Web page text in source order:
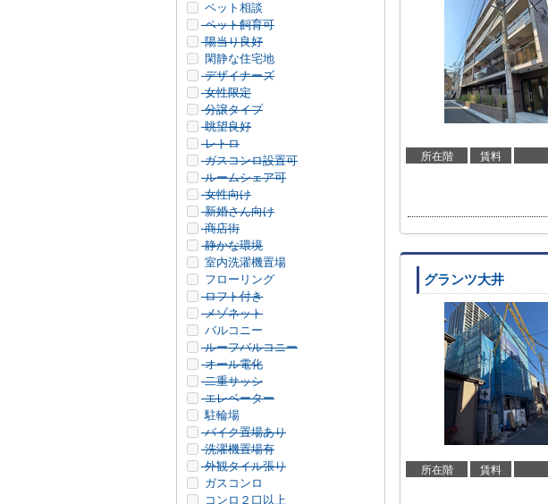
所在階 賃料
グランツ大井
所在階 賃料
ペット相談
ペット飼育可
陽当り良好
閑静な住宅地
デザイナーズ
女性限定
分譲タイプ
眺望良好
レトロ
ガスコンロ設置可
ルームシェア可
女性向け
新婚さん向け
商店街
静かな環境
室内洗濯機置場
フローリング
ロフト付き
メゾネット
バルコニー
ルーフバルコニー
オール電化
二重サッシ
エレベーター
駐輪場
バイク置場あり
洗濯機置場有
外観タイル張り
ガスコンロ
コンロ２口以上